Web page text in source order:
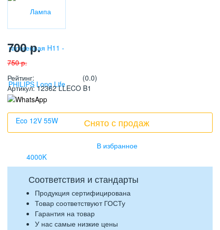
700 р.
750р.
Рейтинг:
(0.0)
Артикул: 12362 LLECO B1
Снято с продаж
Соответствия и стандарты
Продукция сертифицирована
Товар соответствуют ГОСТу
Гарантия на товар
У нас самые низкие цены